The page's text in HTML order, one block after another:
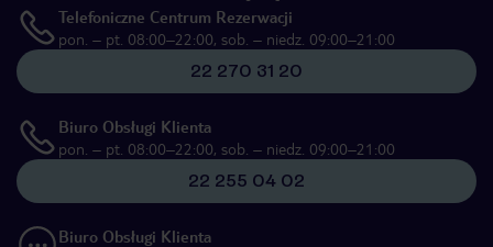
Telefoniczne Centrum Rezerwacji
pon. – pt. 08:00–22:00, sob. – niedz. 09:00–21:00
22 270 31 20
Biuro Obsługi Klienta
pon. – pt. 08:00–22:00, sob. – niedz. 09:00–21:00
22 255 04 02
Biuro Obsługi Klienta